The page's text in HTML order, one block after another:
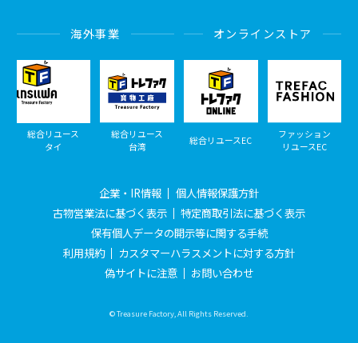
海外事業
総合リユース
タイ
総合リユース
台湾
オンラインストア
総合リユースEC
ファッション
リユースEC
企業・IR情報
個人情報保護方針
古物営業法に基づく表示
特定商取引法に基づく表示
保有個人データの開示等に関する手続
利用規約
カスタマーハラスメントに対する方針
偽サイトに注意
お問い合わせ
© Treasure Factory, All Rights Reserved.